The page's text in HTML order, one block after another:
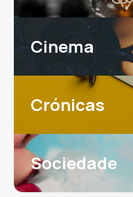
Cinema
Crónicas
Sociedade